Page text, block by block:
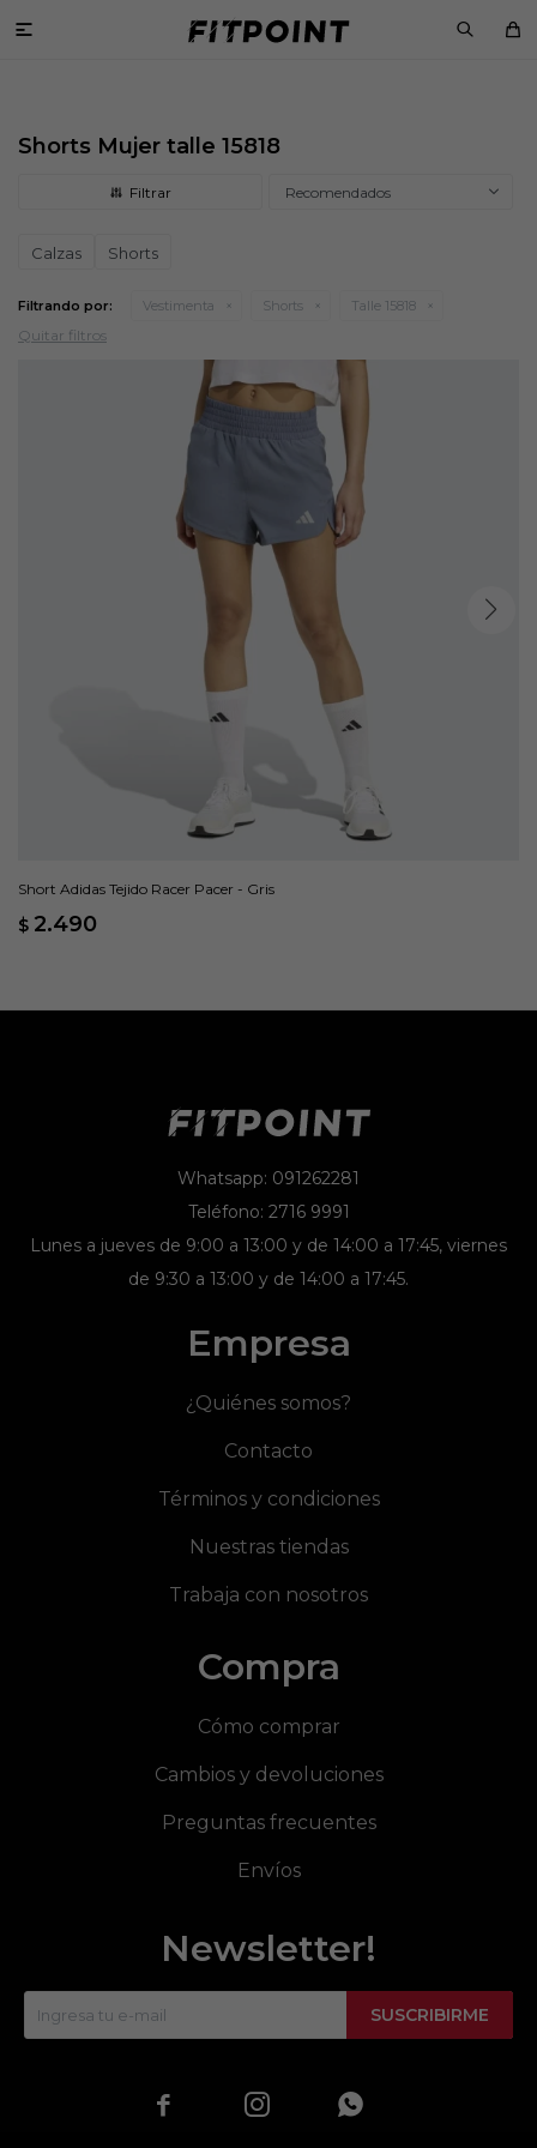

Shorts Mujer talle 15818
Recomendados
Calzas Shorts
Filtrando por: Vestimenta Shorts Talle 15818
Quitar filtros
Short Adidas Tejido Racer Pacer - Gris
$ 2.490
Whatsapp: 091262281
Teléfono: 2716 9991
Lunes a jueves de 9:00 a 13:00 y de 14:00 a 17:45, viernes
de 9:30 a 13:00 y de 14:00 a 17:45.
Empresa
¿Quiénes somos?
Contacto
Términos y condiciones
Nuestras tiendas
Trabaja con nosotros
Compra
Cómo comprar
Cambios y devoluciones
Preguntas frecuentes
Envíos
Newsletter!
SUSCRIBIRME
  